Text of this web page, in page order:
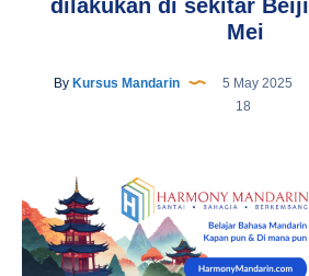
dilakukan di sekitar
Mei
By Kursus Mandarin 5 May 2025
18